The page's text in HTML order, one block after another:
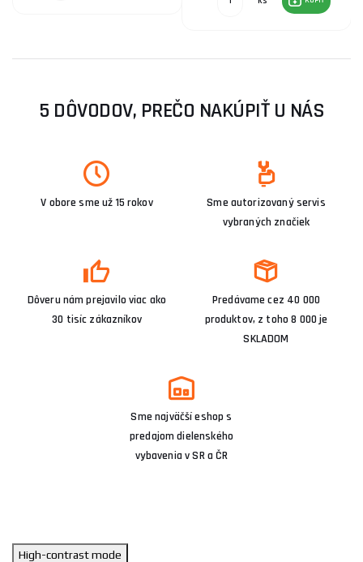
5 DÔVODOV, PREČO NAKÚPIŤ U NÁS
V obore sme už 15 rokov
Sme autorizovaný servis
vybraných značiek
Dôveru nám prejavilo viac ako
30 tisíc zákazníkov
Predávame cez 40 000
produktov, z toho 8 000 je
SKLADOM
Sme najväčší eshop s
predajom dielenského
vybavenia v SR a ČR
High-contrast mode